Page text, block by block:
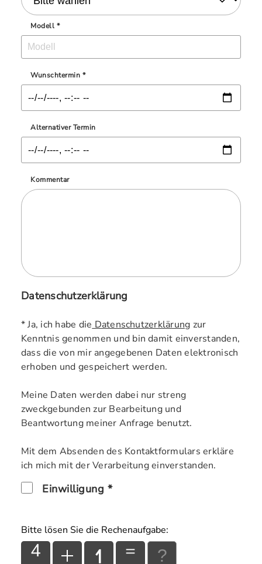
Modell *
Wunschtermin *
Alternativer Termin
Kommentar
Datenschutzerklärung
* Ja, ich habe dieDatenschutzerklärung zur
Kenntnis genommen und bin damit einverstanden,
dass die von mir angegebenen Daten elektronisch
erhoben und gespeichert werden.
Meine Daten werden dabei nur streng
zweckgebunden zur Bearbeitung und
Beantwortung meiner Anfrage benutzt.
Mit dem Absenden des Kontaktformulars erkläre
ich mich mit der Verarbeitung einverstanden.
Einwilligung *
Bitte lösen Sie die Rechenaufgabe:
4 =